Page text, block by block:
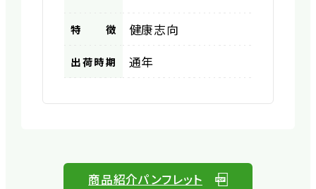
特徴 健康志向
出荷時期 通年
商品紹介パンフレット